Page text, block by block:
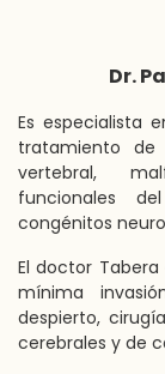
Dr.
Es especialista
tratamiento
vertebral,
funcionales
congénitos
El doctor
mínima
despierto,
cerebrales y de